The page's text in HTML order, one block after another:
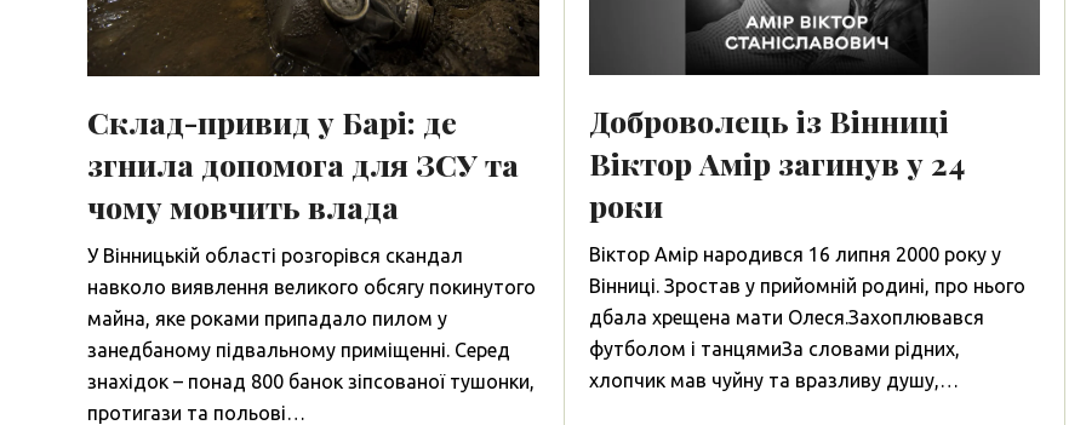
Склад-привид у Барі: де
згнила допомога для ЗСУ та
чому мовчить влада
У Вінницькій області розгорівся скандал
навколо виявлення великого обсягу покинутого
майна, яке роками припадало пилом у
занедбаному підвальному приміщенні. Серед
знахідок – понад 800 банок зіпсованої тушонки,
протигази та польові…
Доброволець із Вінниці
Віктор Амір загинув у 24
роки
Віктор Амір народився 16 липня 2000 року у
Вінниці. Зростав у прийомній родині, про нього
дбала хрещена мати Олеся.Захоплювався
футболом і танцямиЗа словами рідних,
хлопчик мав чуйну та вразливу душу,…